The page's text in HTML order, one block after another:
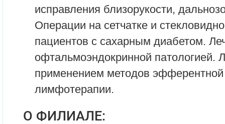
исправления близорукости,
Операции на сетчатке и
пациентов с сахарным диабетом.
офтальмоэндокринной патологией.
применением методов эфферентной
лимфотерапии.
О ФИЛИАЛЕ: